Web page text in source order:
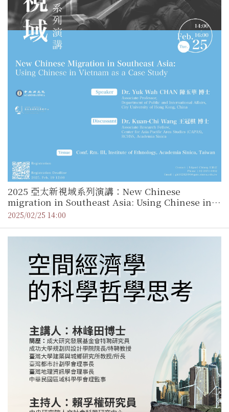
2025 亞太新視域系列演講：New Chinese
migration in Southeast Asia: Using Chinese in
Vietnam as a case study ／ 陳玉華副教授（中國香
港城市大學 公共與國際事務學系）
2025/02/25 14:00